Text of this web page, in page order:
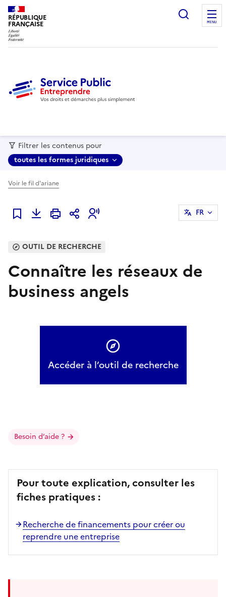
RÉPUBLIQUE
FRANÇAISE MENU
Filtrer les contenus pour
toutes les formes juridiques
Voir le fil d'ariane
Ajouter à mes favoris
FR
OUTIL DE RECHERCHE
Connaître les réseaux de
business angels
Accéder à l’outil de recherche
Besoin d’aide ?
Pour toute explication, consulter les
fiches pratiques :
Recherche de financements pour créer ou
reprendre une entreprise